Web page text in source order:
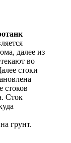
далее из
во
стоки
стоков
Сток
грунт.